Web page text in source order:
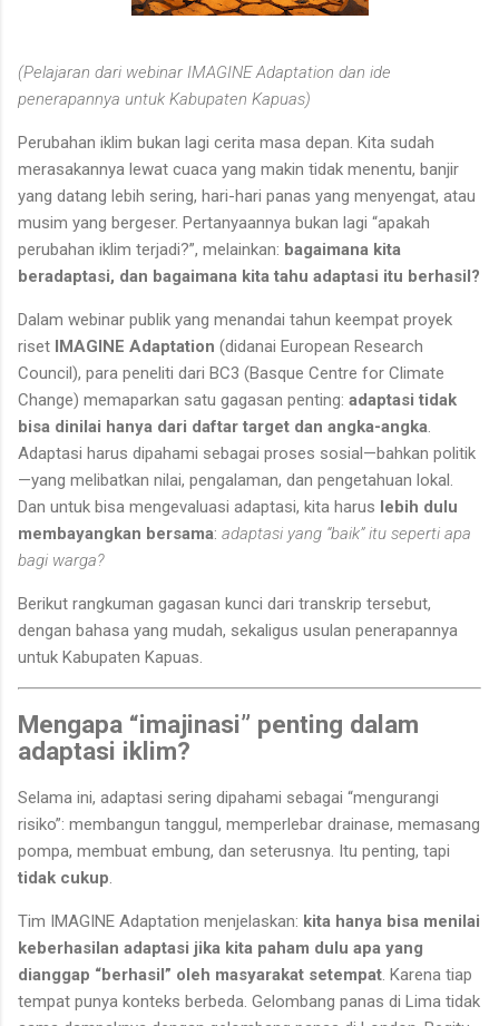
(Pelajaran dari webinar IMAGINE Adaptation dan ide
penerapannya untuk Kabupaten Kapuas)
Perubahan iklim bukan lagi cerita masa depan. Kita sudah
merasakannya lewat cuaca yang makin tidak menentu, banjir
yang datang lebih sering, hari-hari panas yang menyengat, atau
musim yang bergeser. Pertanyaannya bukan lagi “apakah
perubahan iklim terjadi?”, melainkan: bagaimana kita
beradaptasi, dan bagaimana kita tahu adaptasi itu berhasil?
Dalam webinar publik yang menandai tahun keempat proyek
riset IMAGINE Adaptation (didanai European Research
Council), para peneliti dari BC3 (Basque Centre for Climate
Change) memaparkan satu gagasan penting: adaptasi tidak
bisa dinilai hanya dari daftar target dan angka-angka.
Adaptasi harus dipahami sebagai proses sosial—bahkan politik
—yang melibatkan nilai, pengalaman, dan pengetahuan lokal.
Dan untuk bisa mengevaluasi adaptasi, kita harus lebih dulu
membayangkan bersama: adaptasi yang “baik” itu seperti apa
bagi warga?
Berikut rangkuman gagasan kunci dari transkrip tersebut,
dengan bahasa yang mudah, sekaligus usulan penerapannya
untuk Kabupaten Kapuas.
Mengapa “imajinasi” penting dalam
adaptasi iklim?
Selama ini, adaptasi sering dipahami sebagai “mengurangi
risiko”: membangun tanggul, memperlebar drainase, memasang
pompa, membuat embung, dan seterusnya. Itu penting, tapi
tidak cukup.
Tim IMAGINE Adaptation menjelaskan: kita hanya bisa menilai
keberhasilan adaptasi jika kita paham dulu apa yang
dianggap “berhasil” oleh masyarakat setempat. Karena tiap
tempat punya konteks berbeda. Gelombang panas di Lima tidak